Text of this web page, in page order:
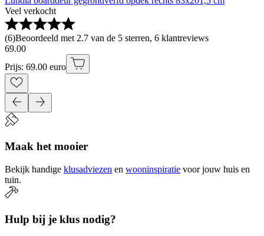
Veel verkocht
(6)Beoordeeld met 2.7 van de 5 sterren, 6 klantreviews
69.00
Prijs: 69.00 euro
Maak het mooier
Bekijk handige klusadviezen en wooninspiratie voor jouw huis en
tuin.
Hulp bij je klus nodig?